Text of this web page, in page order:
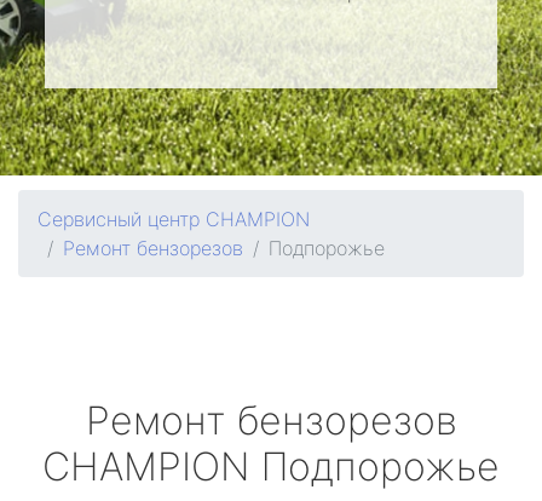
Сервисный центр CHAMPION
Ремонт бензорезов
Подпорожье
Ремонт бензорезов
CHAMPION Подпорожье